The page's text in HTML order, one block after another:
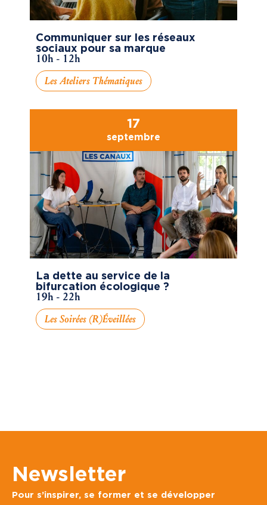
Communiquer sur les réseaux
sociaux pour sa marque
10h - 12h
Les Ateliers Thématiques
17
septembre
La dette au service de la
bifurcation écologique ?
19h - 22h
Les Soirées (R)éveillées
Newsletter
Pour s’inspirer, se former et se développer